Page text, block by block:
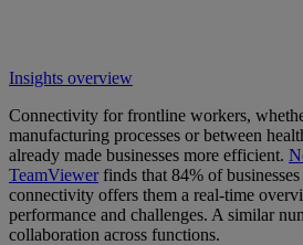
Insights overview
Connectivity for frontline workers,
manufacturing processes or between
already made businesses more efficient.
TeamViewerfinds that 84% of
connectivity offers them a real-time
performance and challenges. A similar
collaboration across functions.